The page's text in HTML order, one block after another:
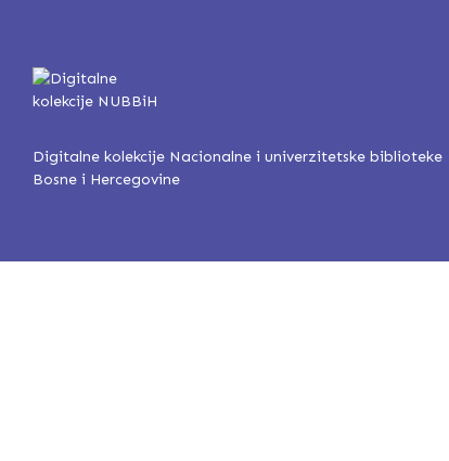
Digitalne kolekcije Nacionalne i univerzitetske biblioteke
Bosne i Hercegovine